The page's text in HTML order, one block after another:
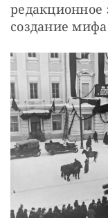
редакционное
создание